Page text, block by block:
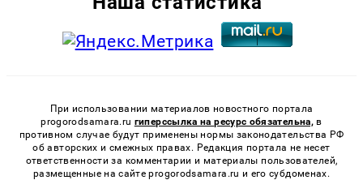
При использовании материалов новостного портала
progorodsamara.ru гиперссылка на ресурс обязательна, в
противном случае будут применены нормы законодательства РФ
об авторских и смежных правах. Редакция портала не несет
ответственности за комментарии и материалы пользователей,
размещенные на сайте progorodsamara.ru и его субдоменах.